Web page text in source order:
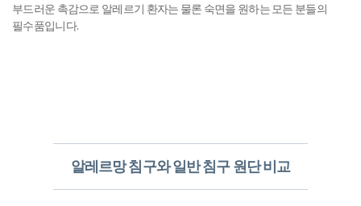
부드러운 촉감으로 알레르기 환자는 물론 숙면을 원하는 모든 분들의
필수품입니다.
알레르망 침구와 일반 침구 원단 비교